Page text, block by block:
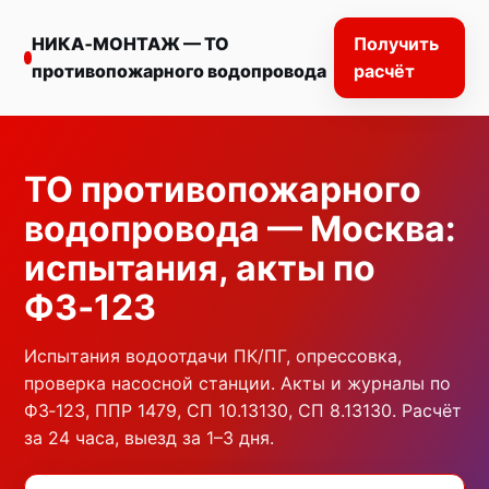
НИКА‑МОНТАЖ — ТО
противопожарного водопровода
Получить
расчёт
ТО противопожарного
водопровода — Москва:
испытания, акты по
ФЗ‑123
Испытания водоотдачи ПК/ПГ, опрессовка,
проверка насосной станции. Акты и журналы по
ФЗ‑123, ППР 1479, СП 10.13130, СП 8.13130. Расчёт
за 24 часа, выезд за 1–3 дня.